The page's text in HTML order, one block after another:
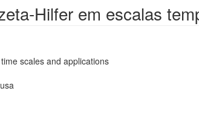
Hilfer em escalas
scales and applications